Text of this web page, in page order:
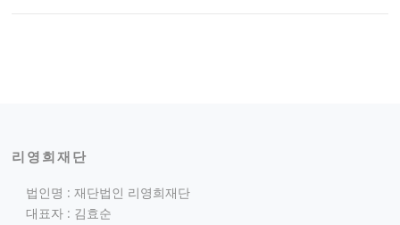
리영희재단
법인명 : 재단법인 리영희재단
대표자 : 김효순